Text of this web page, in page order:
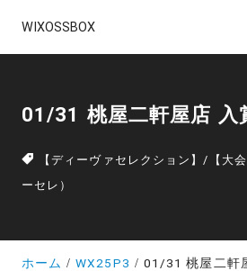
WIXOSSBOX
01/31 桃屋二軒屋店 入
【ディーヴァセレクション】/ 【大
ーセレ）
ホーム WX25P3 01/31 桃屋二軒